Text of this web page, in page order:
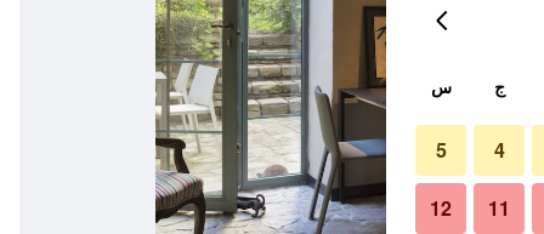
ج س
4
5
11
12